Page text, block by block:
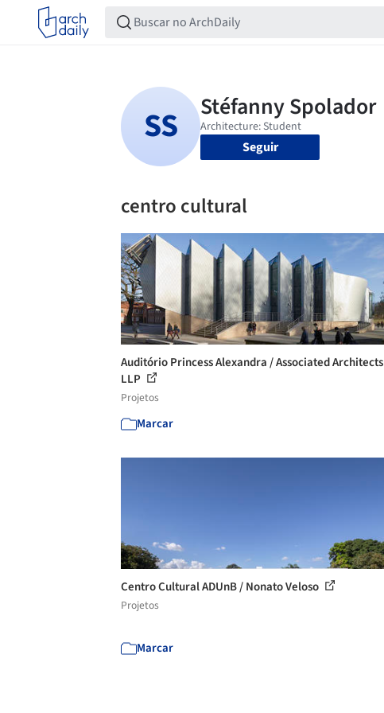
Seguir
centro cultural
Auditório Princess Alexandra / Associated Architects
LLP
Projetos
Marcar
Centro Cultural ADUnB / Nonato Veloso
Projetos
Marcar